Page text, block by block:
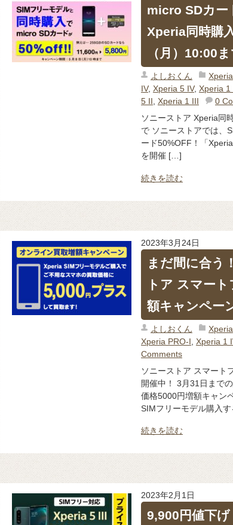
micro SDカー
Xperia同時購
（月）10:00
よしおくん Xperia
IV, Xperia 5 IV, Xperia 1
5 II Xperia 1 III
0
ソニーストア Xperia同
で ソニーストアでは、
ード50%OFF！「
を開催 […]
続きを読む
2023年3月24日
まだ間に合う
トア スマー
額キャンペー
よしおくん Xperia
Xperia PRO-I Xperia 1
Comments
ソニーストア スマート
開催中！ 3月31日まで
価格5000円増額キャン
SIMフリーモデル購入
続きを読む
2023年2月1日
9,900円値下